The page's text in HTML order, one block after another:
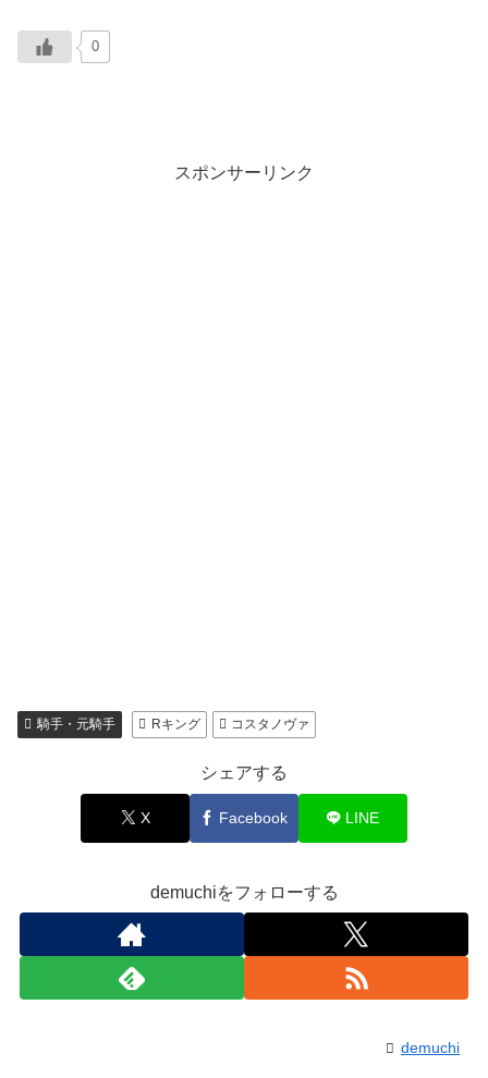
0
スポンサーリンク
騎手・元騎手 Rキング コスタノヴァ
シェアする
X Facebook LINE
demuchiをフォローする
demuchi